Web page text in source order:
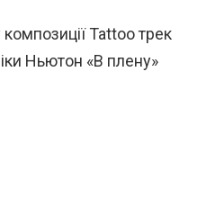
композиції Tattoo трек
Ньютон «В плену»